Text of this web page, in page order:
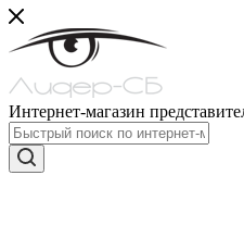
Интернет-магазин